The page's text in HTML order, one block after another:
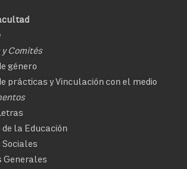
Comités
género
prácticas y Vinculación con el medio
de la Educación
Sociales
Generales